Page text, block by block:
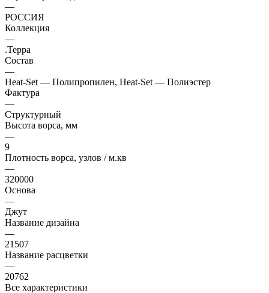
—
РОССИЯ
Коллекция
—
.Терра
Состав
—
Heat-Set — Полипропилен, Heat-Set — Полиэстер
Фактура
—
Структурный
Высота ворса, мм
—
9
Плотность ворса, узлов / м.кв
—
320000
Основа
—
Джут
Название дизайна
—
21507
Название расцветки
—
20762
Все характеристики